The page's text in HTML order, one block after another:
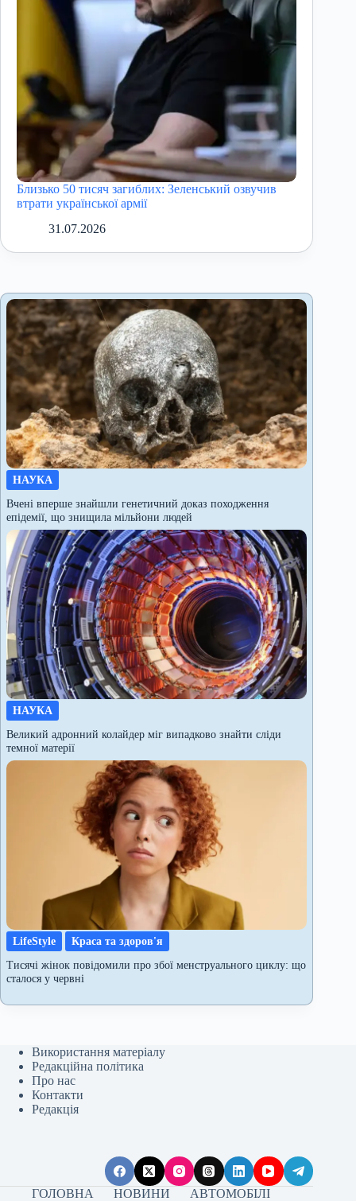
Близько 50 тисяч загиблих: Зеленський озвучив
втрати української армії
31.07.2026
НАУКА
Вчені вперше знайшли генетичний доказ походження
епідемії, що знищила мільйони людей
НАУКА
Великий адронний колайдер міг випадково знайти сліди
темної матерії
LifeStyle
Краса та здоров'я
Тисячі жінок повідомили про збої менструального циклу: що
сталося у червні
Використання матеріалу
Редакційна політика
Про нас
Контакти
Редакція
ГОЛОВНА НОВИНИ АВТОМОБІЛІ